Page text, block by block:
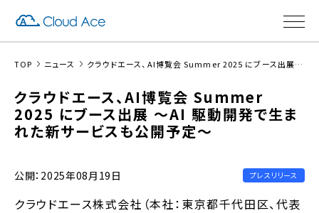
TOP ニュース クラウドエース、AI博覧会 Summer 2025 にブース出展 〜AI駆動開発で生まれた新サービスも公開予定〜
クラウドエース、AI博覧会 Summer
2025 にブース出展 〜AI 駆動開発で生ま
れた新サービスも公開予定〜
公開：2025年08月19日 プレスリリース
クラウドエース株式会社（本社：東京都千代田区、代表